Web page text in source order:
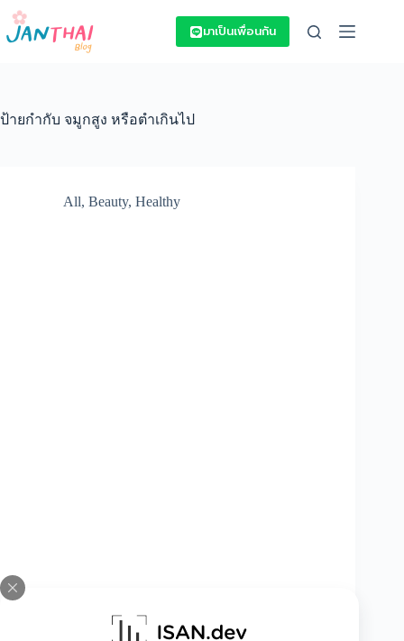
Skip
content
มาเป็นเพื่อนกัน
ป้ายกำกับ จมูกสูง หรือตำเกินไป
All, Beauty, Healthy